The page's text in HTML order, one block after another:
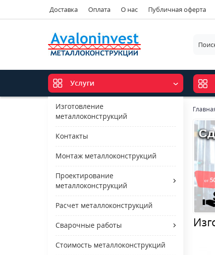
Доставка Оплата О нас Публичная оферта
Услуги
Изготовление
металлоконструкций
Контакты
Монтаж металлоконструкций
Проектирование
металлоконструкций
Расчет металлоконструкций
Сварочные работы
Стоимость металлоконструкций